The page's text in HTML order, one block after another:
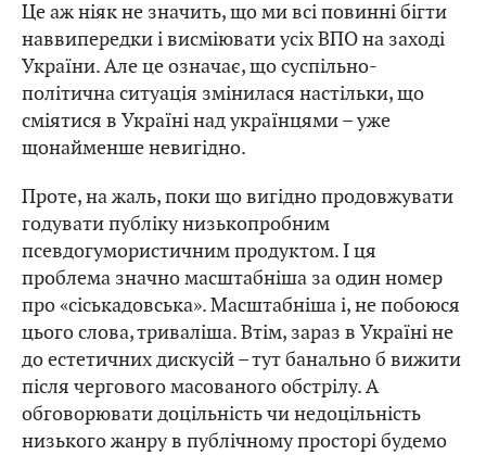
Це аж ніяк не значить, що ми всі повинні бігти
наввипередки і висміювати усіх ВПО на заході
України. Але це означає, що суспільно-
політична ситуація змінилася настільки, що
сміятися в Україні над українцями – уже
щонайменше невигідно.
Проте, на жаль, поки що вигідно продовжувати
годувати публіку низькопробним
псевдогумористичним продуктом. І ця
проблема значно масштабніша за один номер
про «сіськадовська». Масштабніша і, не побоюся
цього слова, триваліша. Втім, зараз в Україні не
до естетичних дискусій – тут банально б вижити
після чергового масованого обстрілу. А
обговорювати доцільність чи недоцільність
низького жанру в публічному просторі будемо